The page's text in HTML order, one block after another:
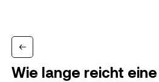
Wie lange reicht